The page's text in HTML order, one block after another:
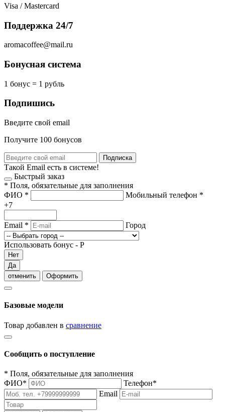
Visa / Mastercard
Поддержка 24/7
aromacoffee@mail.ru
Бонусная система
1 бонус = 1 рубль
Подпишись
Введите свой email
Получите 100 бонусов
Подписка
Такой Email есть в системе!
Быстрый заказ
* Поля, обязательные для заполнения
ФИО * Мобильный телефон *
+7
Email * Город
Использовать бонус - Р
Нет
Да
отменить
Оформить
Базовые модели
Товар добавлен в сравнение
Сообщить о поступление
* Поля, обязательные для заполнения
ФИО* Телефон*
Email